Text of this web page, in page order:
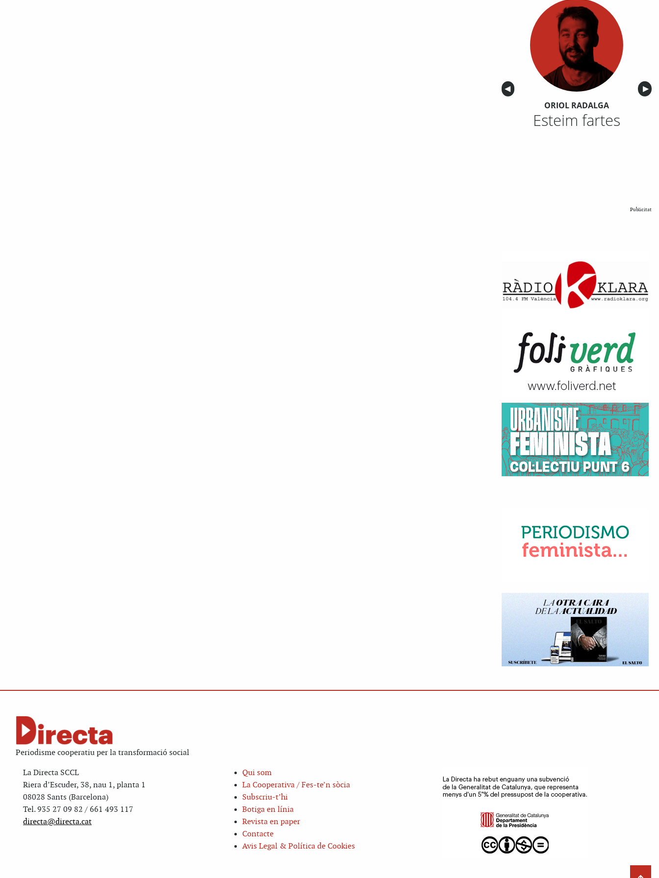
Anterior
◀︎ ▶︎
ORIOL RADALGA
Esteim fartes
Publicitat
Periodisme cooperatiu per la transformació social
La Directa SCCL
Riera d’Escuder, 38, nau 1, planta 1
08028 Sants (Barcelona)
Tel. 935 27 09 82 / 661 493 117
directa@directa.cat
Qui som
La Cooperativa / Fes-te’n sòcia
Subscriu-t’hi
Botiga en línia
Revista en paper
Contacte
Avis Legal & Política de Cookies